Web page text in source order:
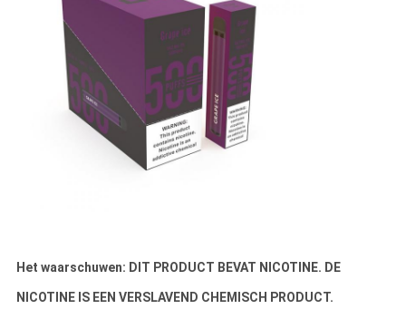
Het waarschuwen: DIT PRODUCT BEVAT NICOTINE. DE
NICOTINE IS EEN VERSLAVEND CHEMISCH PRODUCT.